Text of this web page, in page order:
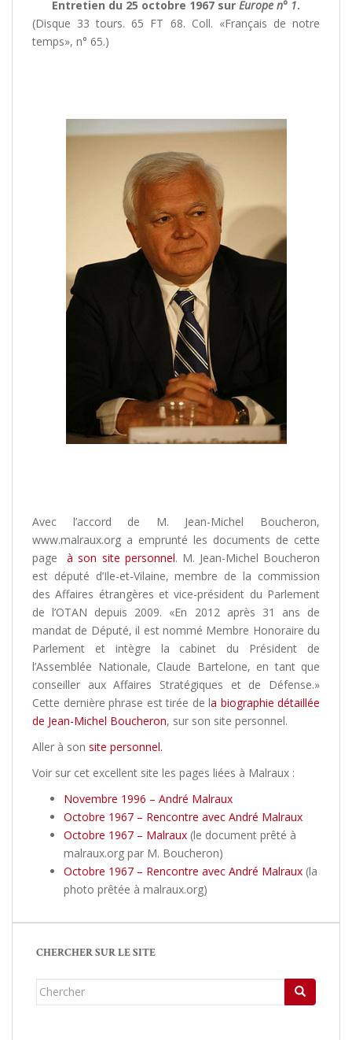
Entretien du 25 octobre 1967 sur Europe n° 1.
(Disque 33 tours. 65 FT 68. Coll. «Français de notre
temps», n° 65.)
Avec l’accord de M. Jean-Michel Boucheron,
www.malraux.org a emprunté les documents de cette
pageà son site personnel. M. Jean-Michel Boucheron
est député d’Ile-et-Vilaine, membre de la commission
des Affaires étrangères et vice-président du Parlement
de l’OTAN depuis 2009. «En 2012 après 31 ans de
mandat de Député, il est nommé Membre Honoraire du
Parlement et intègre la cabinet du Président de
l’Assemblée Nationale, Claude Bartelone, en tant que
conseiller aux Affaires Stratégiques et de Défense.»
Cette dernière phrase est tirée de la biographie détaillée
de Jean-Michel Boucheron, sur son site personnel.
Aller à son site personnel.
Voir sur cet excellent site les pages liées à Malraux :
Novembre 1996 – André Malraux
Octobre 1967 – Rencontre avec André Malraux
Octobre 1967 – Malraux (le document prêté à
malraux.org par M. Boucheron)
Octobre 1967 – Rencontre avec André Malraux (la
photo prêtée à malraux.org)
CHERCHER SUR LE SITE
Chercher...